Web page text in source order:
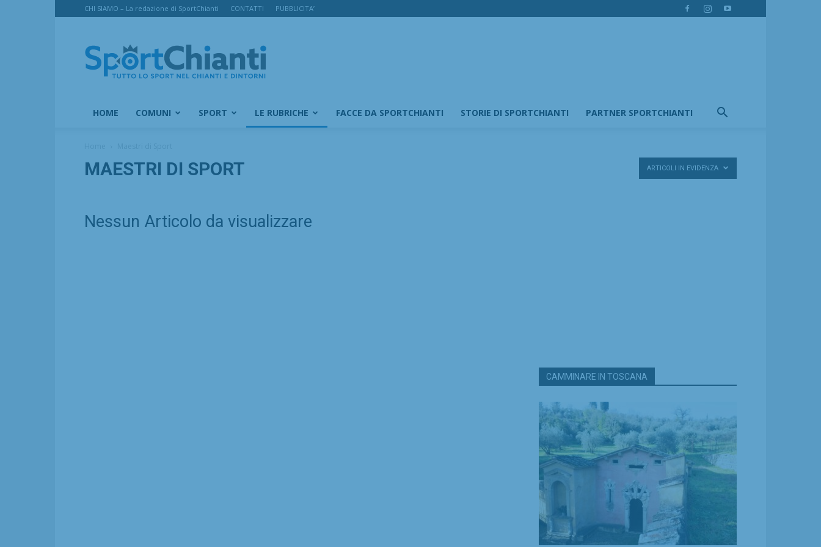
CHI SIAMO – La redazione di SportChianti CONTATTI PUBBLICITA’
SportChianti
HOME COMUNI SPORT LE RUBRICHE FACCE DA SPORTCHIANTI STORIE DI SPORTCHIANTI PARTNER SPORTCHIANTI
MAESTRI DI SPORT ARTICOLI IN EVIDENZA
Nessun Articolo da visualizzare
CAMMINARE IN TOSCANA